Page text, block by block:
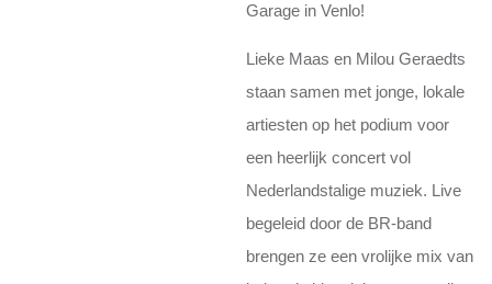
Garage in Venlo!
Lieke Maas en Milou Geraedts
staan samen met jonge, lokale
artiesten op het podium voor
een heerlijk concert vol
Nederlandstalige muziek. Live
begeleid door de BR-band
brengen ze een vrolijke mix van